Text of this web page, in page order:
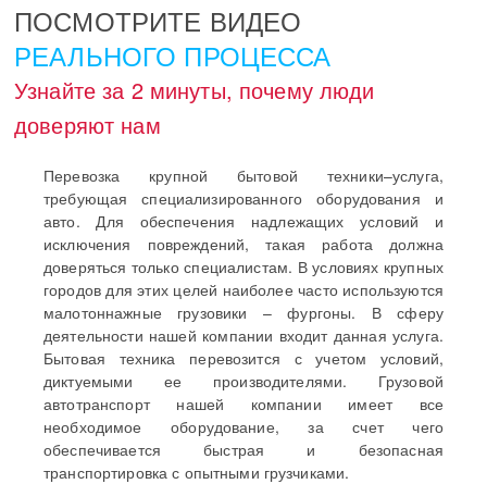
ПОСМОТРИТЕ ВИДЕО
РЕАЛЬНОГО ПРОЦЕССА
Узнайте за 2 минуты, почему люди
доверяют нам
Перевозка крупной бытовой техники–услуга,
требующая специализированного оборудования и
авто. Для обеспечения надлежащих условий и
исключения повреждений, такая работа должна
доверяться только специалистам. В условиях крупных
городов для этих целей наиболее часто используются
малотоннажные грузовики – фургоны. В сферу
деятельности нашей компании входит данная услуга.
Бытовая техника перевозится с учетом условий,
диктуемыми ее производителями. Грузовой
автотранспорт нашей компании имеет все
необходимое оборудование, за счет чего
обеспечивается быстрая и безопасная
транспортировка с опытными грузчиками.